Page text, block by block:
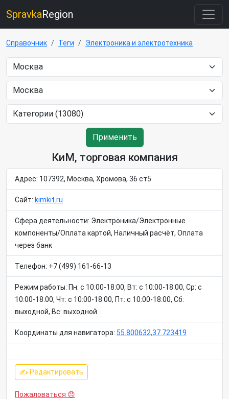
SpravkaRegion
Справочник Теги Электроника и электротехника
Применить
КиМ, торговая компания
Адрес: 107392, Москва, Хромова, 36 ст5
Сайт: kimkit.ru
Сфера деятельности: Электроника/Электронные
компоненты/Оплата картой, Наличный расчёт, Оплата
через банк
Телефон: +7 (499) 161-66-13
Режим работы: Пн: c 10:00-18:00, Вт: c 10:00-18:00, Ср: c
10:00-18:00, Чт: c 10:00-18:00, Пт: c 10:00-18:00, Сб:
выходной, Вс: выходной
Координаты для навигатора: 55.800632,37.723419
✍ Редактировать
Пожаловаться 😞